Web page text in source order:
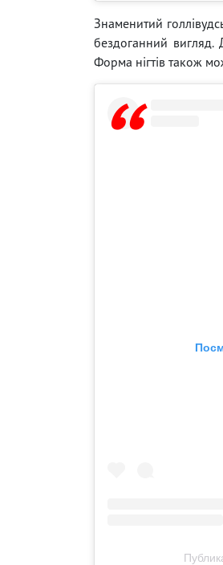
Знаменитий
бездоганний вигляд.
Форма нігтів також